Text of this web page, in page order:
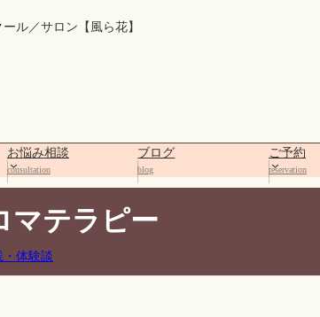
ル／サロン【風ら花】
お悩み相談
consultation
ブログ
blog
ご予約
reservation
マテラピー
・体験談